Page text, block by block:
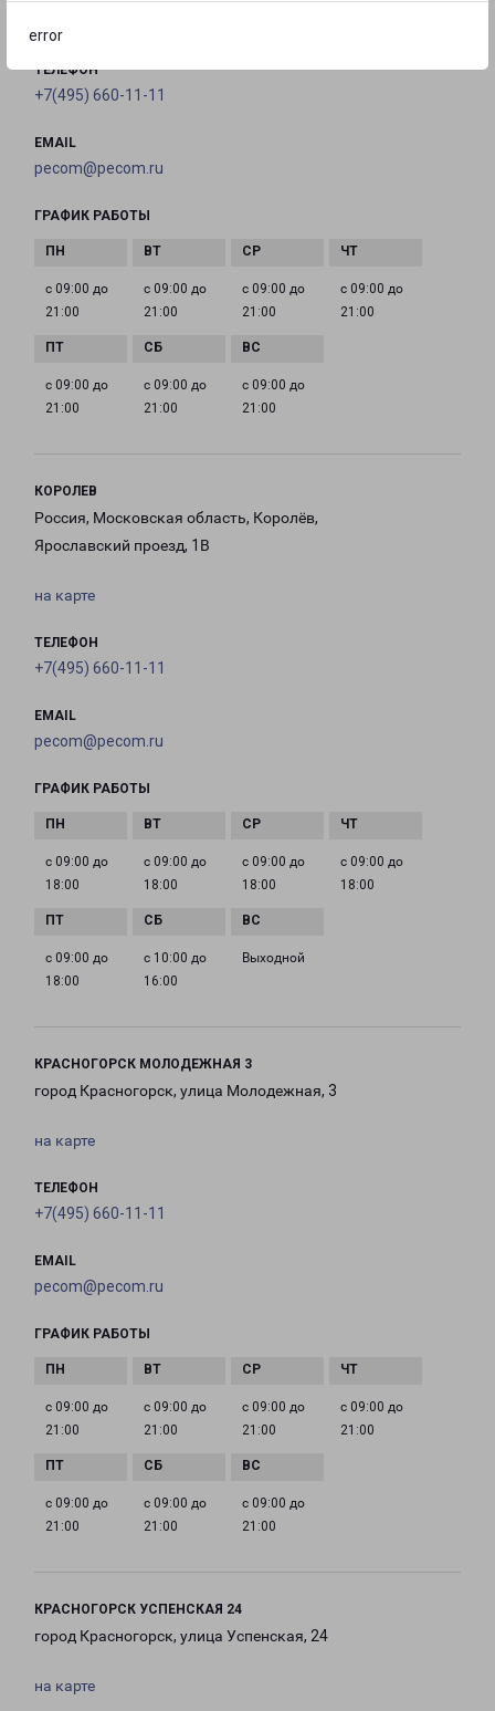
error
ТЕЛЕФОН
+7(495) 660-11-11
EMAIL
pecom@pecom.ru
ГРАФИК РАБОТЫ
с 09:00 до
21:00
с 09:00 до
21:00
с 09:00 до
21:00
с 09:00 до
21:00
с 09:00 до
21:00
с 09:00 до
21:00
с 09:00 до
21:00
КОРОЛЕВ
Россия, Московская область, Королёв,
Ярославский проезд, 1В
на карте
ТЕЛЕФОН
+7(495) 660-11-11
EMAIL
pecom@pecom.ru
ГРАФИК РАБОТЫ
с 09:00 до
18:00
с 09:00 до
18:00
с 09:00 до
18:00
с 09:00 до
18:00
с 09:00 до
18:00
с 10:00 до
16:00
Выходной
КРАСНОГОРСК МОЛОДЕЖНАЯ 3
город Красногорск, улица Молодежная, 3
на карте
ТЕЛЕФОН
+7(495) 660-11-11
EMAIL
pecom@pecom.ru
ГРАФИК РАБОТЫ
с 09:00 до
21:00
с 09:00 до
21:00
с 09:00 до
21:00
с 09:00 до
21:00
с 09:00 до
21:00
с 09:00 до
21:00
с 09:00 до
21:00
КРАСНОГОРСК УСПЕНСКАЯ 24
город Красногорск, улица Успенская, 24
на карте